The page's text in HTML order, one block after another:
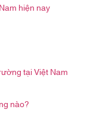
hiện nay
tại Việt Nam
nào?